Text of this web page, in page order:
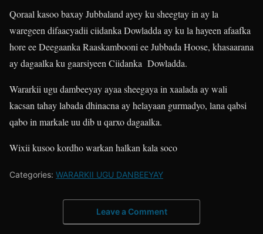
Qoraal kasoo baxay Jubbaland ayey ku sheegtay in ay la
waregeen difaacyadii ciidanka Dowladda ay ku la hayeen afaafka
hore ee Deegaanka Raaskambooni ee Jubbada Hoose, khasaarana
ay dagaalka ku gaarsiyeen Ciidanka Dowladda.
Wararkii ugu dambeeyay ayaa sheegaya in xaalada ay wali
kacsan tahay labada dhinacna ay helayaan gurmadyo, lana qabsi
qabo in markale uu dib u qarxo dagaalka.
Wixii kusoo kordho warkan halkan kala soco
Categories: WARARKII UGU DANBEEYAY
Leave a Comment